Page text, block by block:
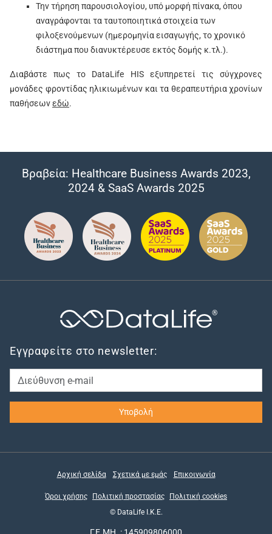
Την τήρηση παρουσιολογίου, υπό μορφή πίνακα, όπου
αναγράφονται τα ταυτοποιητικά στοιχεία των
φιλοξενούμενων (ημερομηνία εισαγωγής, το χρονικό
διάστημα που διανυκτέρευσε εκτός δομής κ.τλ.).
Διαβάστε πως το DataLife HIS εξυπηρετεί τις σύγχρονες
μονάδες φροντίδας ηλικιωμένων και τα θεραπευτήρια χρονίων
παθήσεωνεδώ.
Βραβεία: Healthcare Business Awards 2023,
2024 & SaaS Awards 2025
®
Εγγραφείτε στο newsletter:
Αρχική σελίδα Σχετικά με εμάς Επικοινωνία
Όροι χρήσης Πολιτική προστασίας
Πολιτική cookies
© DataLife Ι.Κ.Ε.